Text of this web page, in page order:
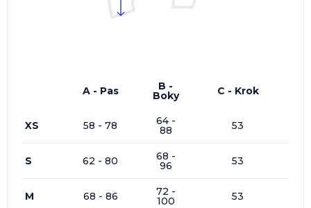
A - Pas B -
Boky C - Krok
XS 58 - 78 64 -
88 53
S 62 - 80 68 -
96 53
M 68 - 86 72 -
100 53